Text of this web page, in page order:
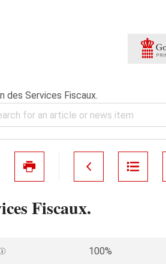
des Services Fiscaux.
Fiscaux.
100%